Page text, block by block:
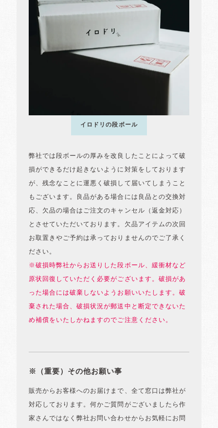
イロドリの段ボール
弊社では段ボールの厚みを改良したことによって破
損ができるだけ起きないように対策をしております
が、残念なことに運悪く破損して届いてしまうこと
もございます。良品がある場合には良品との交換対
応、欠品の場合はご注文のキャンセル（返金対応）
とさせていただいております。欠品アイテムの次回
お取置きやご予約は承っておりませんのでご了承く
ださい。
※破損時弊社からお送りした段ボール、緩衝材など
原状回復していただく必要がございます。破損があ
った場合には破棄しないようお願いいたします。破
棄された場合、破損状況が郵送中と断定できないた
め補償をいたしかねますのでご注意ください。
※（重要）その他お願い事
販売からお客様へのお届けまで、全て窓口は弊社が
対応しております。何かご質問がございましたら作
家さんではなく弊社お問い合わせからお気軽にお問